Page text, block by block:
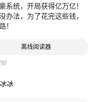
统，开局获得亿万亿！
法，为了花完这些钱，
！
离线阅读器
冰